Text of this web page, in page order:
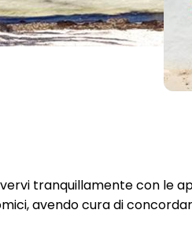
tranquillamente con le
avendo cura di